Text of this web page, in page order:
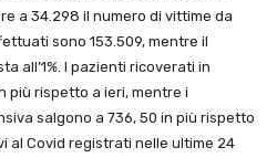
a 34.298 il numero di vittime da
sono 153.509, mentre il
all’1%. I pazienti ricoverati in
più rispetto a ieri, mentre i
salgono a 736, 50 in più rispetto
al Covid registrati nelle ultime 24